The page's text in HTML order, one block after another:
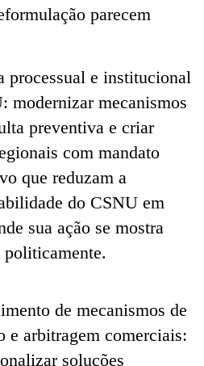
parecem
processual e institucional
modernizar mecanismos
preventiva e criar
com mandato
que reduzam a
do CSNU em
sua ação se mostra
de mecanismos de
e arbitragem comerciais:
soluções